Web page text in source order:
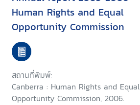
Human Rights and Equal
Opportunity Commission
สถานที่พิมพ์:
Canberra : Human Rights and Equal
Opportunity Commission, 2006.